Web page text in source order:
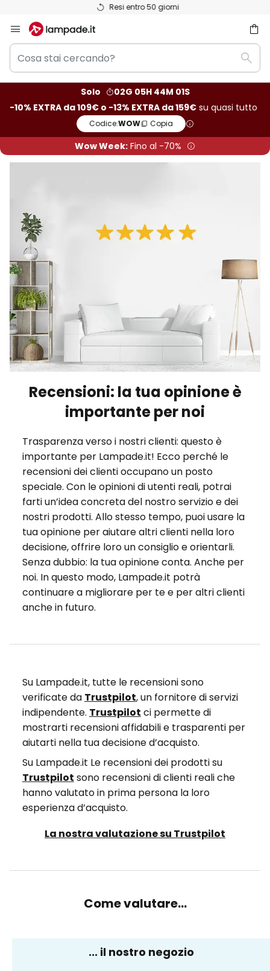
Resi entro 50 giorni
Salta
al
contenuto
Cosa
stai
cercando?
Solo
02G 05H 44M 01S
-10% EXTRA da 109€ o -13% EXTRA da 159€ su quasi tutto
Codice:WOW Copia
Wow Week: Fino al -70%
Recensioni: la tua opinione è
importante per noi
Trasparenza verso i nostri clienti: questo è
importante per Lampade.it! Ecco perché le
recensioni dei clienti occupano un posto
speciale. Con le opinioni di utenti reali, potrai
farti un’idea concreta del nostro servizio e dei
nostri prodotti. Allo stesso tempo, puoi usare la
tua opinione per aiutare altri clienti nella loro
decisione, offrire loro un consiglio e orientarli.
Senza dubbio: la tua opinione conta. Anche per
noi. In questo modo, Lampade.it potrà
continuare a migliorare per te e per altri clienti
anche in futuro.
Su Lampade.it, tutte le recensioni sono
verificate da Trustpilot, un fornitore di servizi
indipendente. Trustpilot ci permette di
mostrarti recensioni affidabili e trasparenti per
aiutarti nella tua decisione d’acquisto.
Su Lampade.it Le recensioni dei prodotti su
Trustpilot sono recensioni di clienti reali che
hanno valutato in prima persona la loro
esperienza d’acquisto.
La nostra valutazione su Trustpilot
Come valutare...
... il nostro negozio